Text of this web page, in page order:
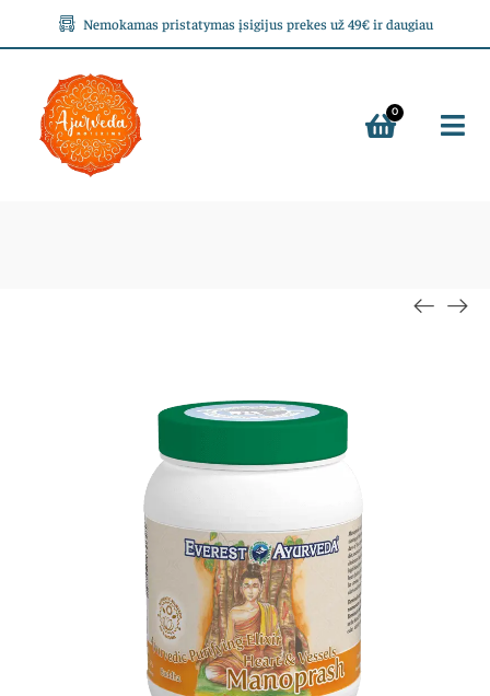
Nemokamas pristatymas įsigijus prekes už 49€ ir daugiau
0